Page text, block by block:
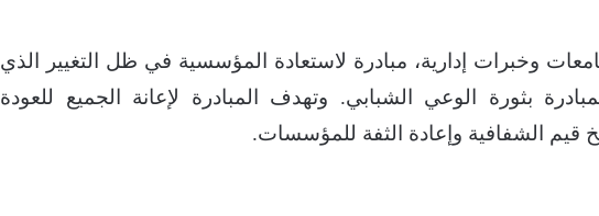
وخبرات إدارية، مبادرة لاستعادة المؤسسية في ظل التغيير الذي
بثورة الوعي الشبابي. وتهدف المبادرة لإعانة الجميع للعودة
الشفافية وإعادة الثفة للمؤسسات.